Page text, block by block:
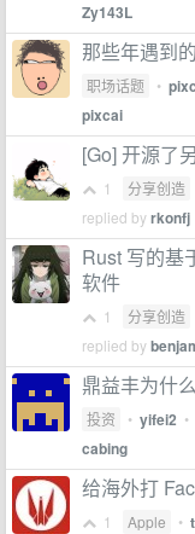
Zy143L
那些年遇到
职场话题 •
pixcai
[Go] 开源了
1 分享创造
replied byrkonfj
Rust 写的基
软件
1 分享创造
replied by
鼎益丰为什
投资 • yifei2 •
cabing
给海外打
1 Apple •